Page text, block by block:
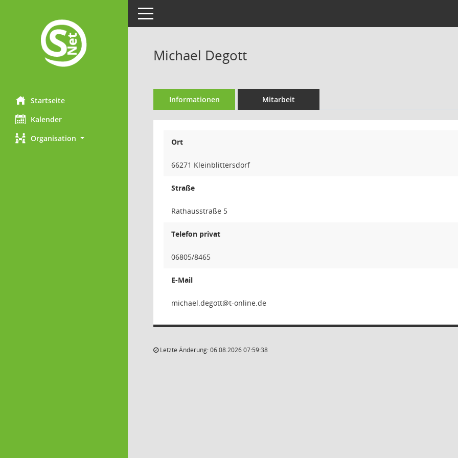
Startseite
Kalender
Organisation
Toggle navigation
Michael Degott
Informationen Mitarbeit
Ort
66271 Kleinblittersdorf
Straße
Rathausstraße 5
Telefon privat
06805/8465
E-Mail
ttoged.
Letzte Änderung: 06.08.2026 07:59:38